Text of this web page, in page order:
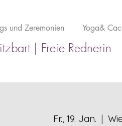
und Zeremonien Yoga&
| Freie Rednerin
Fr., 19. Jan.
  |